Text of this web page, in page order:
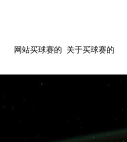
网站买球赛的 关于买球赛的